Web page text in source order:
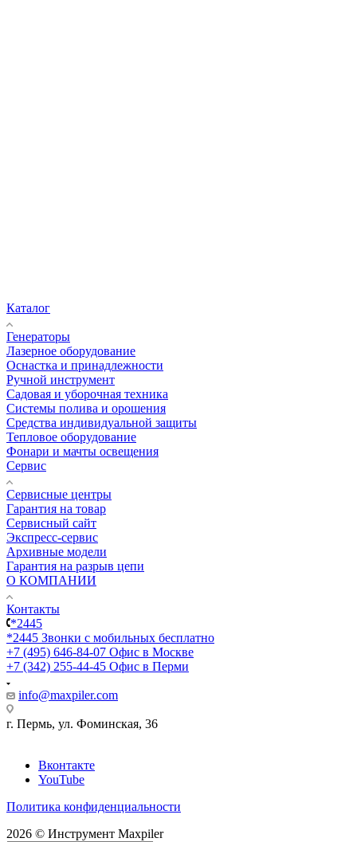
Каталог
Генераторы
Лазерное оборудование
Оснастка и принадлежности
Ручной инструмент
Садовая и уборочная техника
Системы полива и орошения
Средства индивидуальной защиты
Тепловое оборудование
Фонари и мачты освещения
Сервис
Сервисные центры
Гарантия на товар
Сервисный сайт
Экспресс-сервис
Архивные модели
Гарантия на разрыв цепи
О КОМПАНИИ
Контакты
*2445
*2445 Звонки с мобильных бесплатно
+7 (495) 646-84-07 Офис в Москве
+7 (342) 255-44-45 Офис в Перми
info@maxpiler.com
г. Пермь, ул. Фоминская, 36
Вконтакте
YouTube
Политика конфиденциальности
2026 © Инструмент Maxpiler